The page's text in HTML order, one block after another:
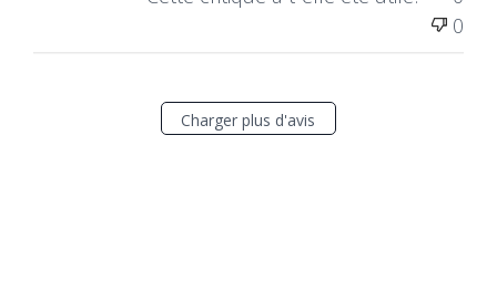
0
Charger plus d'avis